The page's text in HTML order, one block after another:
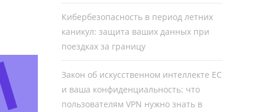
Кибербезопасность в период летних
каникул: защита ваших данных при
поездках за границу
Закон об искусственном интеллекте ЕС
и ваша конфиденциальность: что
пользователям VPN нужно знать в